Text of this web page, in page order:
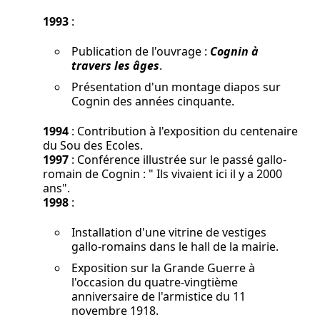
1993 :
Publication de l'ouvrage : Cognin à
travers les âges.
Présentation d'un montage diapos sur
Cognin des années cinquante.
1994 : Contribution à l'exposition du centenaire
du Sou des Ecoles.
1997 : Conférence illustrée sur le passé gallo-
romain de Cognin : " Ils vivaient ici il y a 2000
ans".
1998 :
Installation d'une vitrine de vestiges
gallo-romains dans le hall de la mairie.
Exposition sur la Grande Guerre à
l'occasion du quatre-vingtième
anniversaire de l'armistice du 11
novembre 1918.